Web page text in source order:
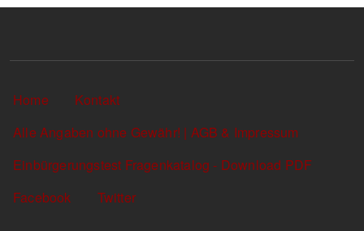
Sekundärlinks
Home
Kontakt
Alle Angaben ohne Gewähr! | AGB & Impressum
Einbürgerungstest Fragenkatalog - Download PDF
Facebook
Twitter